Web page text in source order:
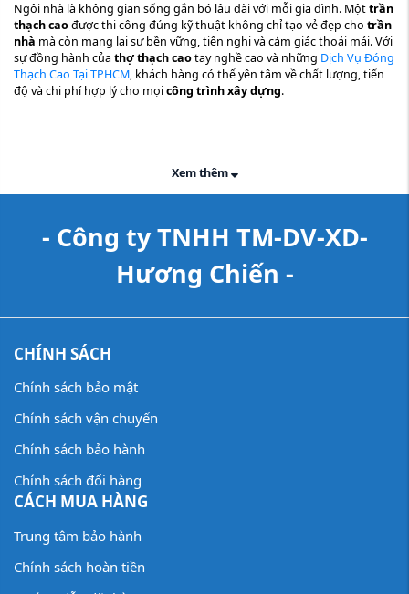
Ngôi nhà là không gian sống gắn bó lâu dài với mỗi gia đình. Mộttrần
thạch caođược thi công đúng kỹ thuật không chỉ tạo vẻ đẹp cho trần
nhà mà còn mang lại sự bền vững, tiện nghi và cảm giác thoải mái. Với
sự đồng hành của thợ thạch caotay nghề cao và những Dịch Vụ Đóng
Thạch Cao Tại TPHCM, khách hàng có thể yên tâm về chất lượng, tiến
độ và chi phí hợp lý cho mọicông trình xây dựng.
Tại Sao Nên Chọn Dịch Vụ Đóng
Thạch Cao tại TPHCM?
Xem thêm
- Công ty TNHH TM-DV-XD-
Hương Chiến -
CHÍNH SÁCH
Chính sách bảo mật
Chính sách vận chuyển
Chính sách bảo hành
Chính sách đổi hàng
CÁCH MUA HÀNG
Trung tâm bảo hành
Chính sách hoàn tiền